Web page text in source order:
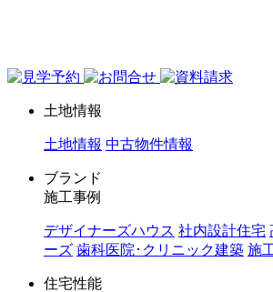
土地情報
土地情報 中古物件情報
ブランド
施工事例
デザイナーズハウス 社内設計住宅
ーズ 歯科医院･クリニック建築 施
住宅性能